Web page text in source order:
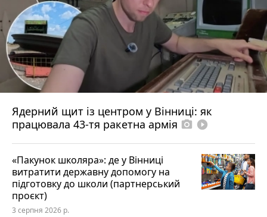
Ядерний щит із центром у Вінниці: як
працювала 43-тя ракетна армія photo_camera play_circle_filled
«Пакунок школяра»: де у Вінниці
витратити державну допомогу на
підготовку до школи (партнерський
проєкт)
3 серпня 2026 р.